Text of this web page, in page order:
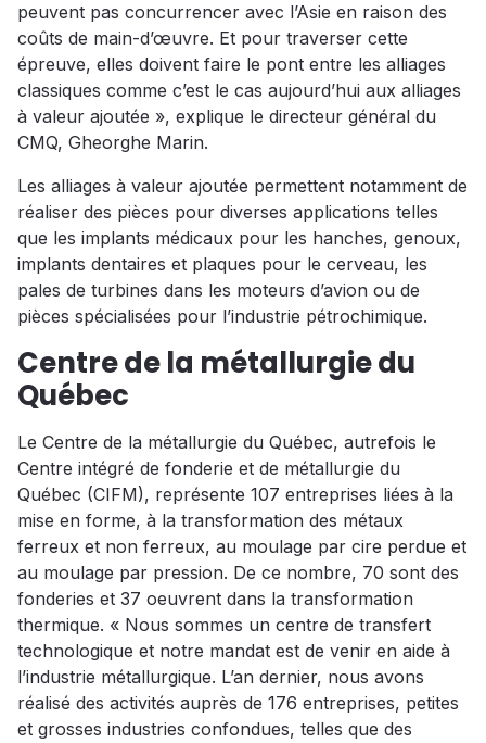
peuvent pas concurrencer avec l’Asie en raison des
coûts de main-d’œuvre. Et pour traverser cette
épreuve, elles doivent faire le pont entre les alliages
classiques comme c’est le cas aujourd’hui aux alliages
à valeur ajoutée », explique le directeur général du
CMQ, Gheorghe Marin.
Les alliages à valeur ajoutée permettent notamment de
réaliser des pièces pour diverses applications telles
que les implants médicaux pour les hanches, genoux,
implants dentaires et plaques pour le cerveau, les
pales de turbines dans les moteurs d’avion ou de
pièces spécialisées pour l’industrie pétrochimique.
Centre de la métallurgie du
Québec
Le Centre de la métallurgie du Québec, autrefois le
Centre intégré de fonderie et de métallurgie du
Québec (CIFM), représente 107 entreprises liées à la
mise en forme, à la transformation des métaux
ferreux et non ferreux, au moulage par cire perdue et
au moulage par pression. De ce nombre, 70 sont des
fonderies et 37 oeuvrent dans la transformation
thermique. « Nous sommes un centre de transfert
technologique et notre mandat est de venir en aide à
l’industrie métallurgique. L’an dernier, nous avons
réalisé des activités auprès de 176 entreprises, petites
et grosses industries confondues, telles que des